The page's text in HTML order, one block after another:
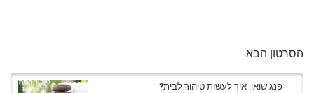
הסרטון הבא
פנג שואי: איך לעשות טיהור לבית?